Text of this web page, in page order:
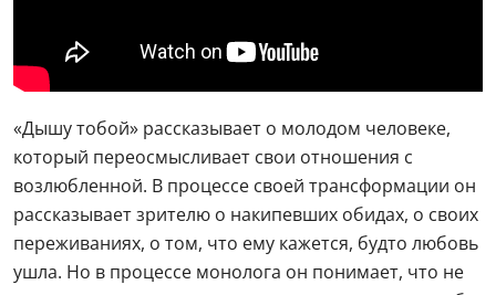
«Дышу тобой» рассказывает о молодом человеке,
который переосмысливает свои отношения с
возлюбленной. В процессе своей трансформации он
рассказывает зрителю о накипевших обидах, о своих
переживаниях, о том, что ему кажется, будто любовь
ушла. Но в процессе монолога он понимает, что не